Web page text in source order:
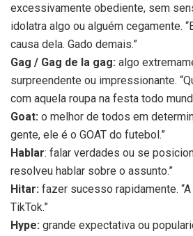
excessivamente obediente, sem
idolatra algo ou alguém cegamente.
causa dela. Gado demais.”
Gag / Gag de la gag: algo
surpreendente ou impressionante.
com aquela roupa na festa todo
Goat: o melhor de todos em
gente, ele é o GOAT do futebol.”
Hablar: falar verdades ou se
resolveu hablar sobre o assunto.”
Hitar: fazer sucesso rapidamente.
TikTok.”
Hype: grande expectativa ou